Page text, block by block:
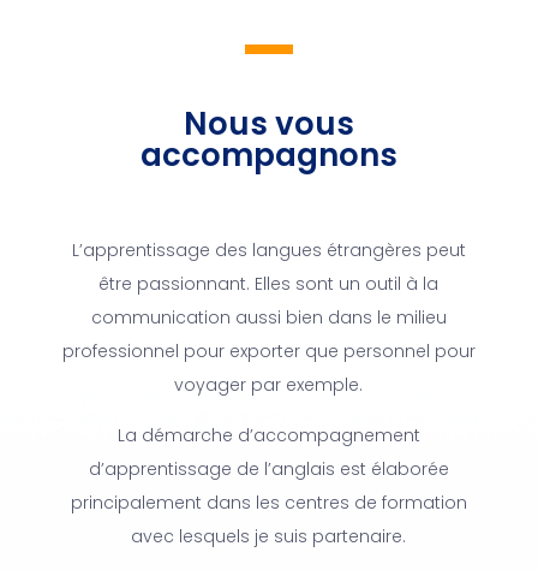
Nous vous
accompagnons
L’apprentissage des langues étrangères peut
être passionnant. Elles sont un outil à la
communication aussi bien dans le milieu
professionnel pour exporter que personnel pour
voyager par exemple.
La démarche d’accompagnement
d’apprentissage de l’anglais est élaborée
principalement dans les centres de formation
avec lesquels je suis partenaire.